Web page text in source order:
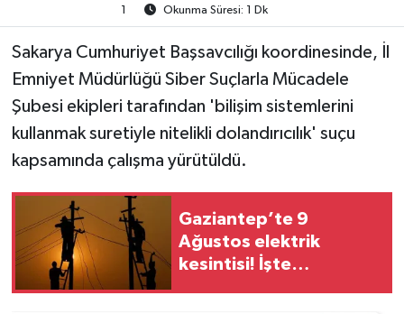
1
Okunma Süresi: 1 Dk
Sakarya Cumhuriyet Başsavcılığı koordinesinde, İl
Emniyet Müdürlüğü Siber Suçlarla Mücadele
Şubesi ekipleri tarafından 'bilişim sistemlerini
kullanmak suretiyle nitelikli dolandırıcılık' suçu
kapsamında çalışma yürütüldü.
Gaziantep’te 9
Ağustos elektrik
kesintisi! İşte
Spor
Teknoloji
Türkiye
Video Haber
Yaşam
Yeme-İçme